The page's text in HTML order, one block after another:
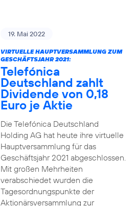
19. Mai 2022
VIRTUELLE HAUPTVERSAMMLUNG ZUM
GESCHÄFTSJAHR 2021:
Telefónica
Deutschland zahlt
Dividende von 0,18
Euro je Aktie
Die Telefónica Deutschland
Holding AG hat heute ihre virtuelle
Hauptversammlung für das
Geschäftsjahr 2021 abgeschlossen.
Mit großen Mehrheiten
verabschiedet wurden die
Tagesordnungspunkte der
Aktionärsversammlung zur